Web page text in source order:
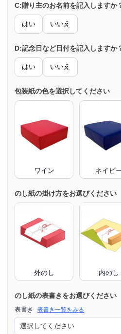
C:贈り主のお名前を記入しますか
はい いいえ
D:記念日など日付を記入しますか
はい いいえ
包装紙の色を選択してください
ワイン ネイビ
のし紙の掛け方をお選びください
外のし 内のし
のし紙の表書きをお選びください
表書き 表書き一覧をみる